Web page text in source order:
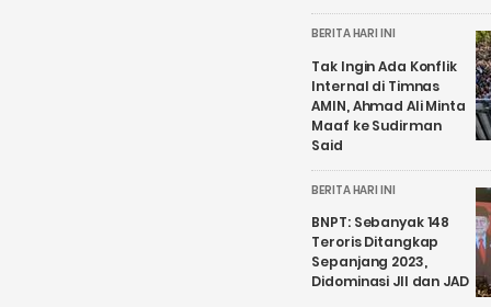
BERITA HARI INI
Tak Ingin Ada Konflik
Internal di Timnas
AMIN, Ahmad Ali Minta
Maaf ke Sudirman
Said
BERITA HARI INI
BNPT: Sebanyak 148
Teroris Ditangkap
Sepanjang 2023,
Didominasi JII dan JAD